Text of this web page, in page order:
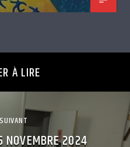
À LIRE
NOVEMBRE 2024